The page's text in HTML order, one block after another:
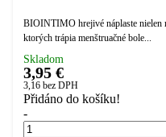
BIOINTIMO hrejivé náplaste nielen
ktorých trápia menštruačné bole...
Skladom
3,95 €
3,16 bez DPH
Přidáno do košíku!
-